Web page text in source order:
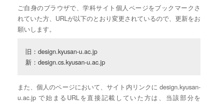
ご自身のブラウザで、学科サイト個人ページをブックマークさ
れていた方、URLが以下のとおり変更されているので、更新をお
願いします。
旧：design.kyusan-u.ac.jp
新：design.cs.kyusan-u.ac.jp
また、個人のページにおいて、サイト内リンクに design.kyusan-
u.ac.jp で始まるURLを直接記載していた方は、当該部分を